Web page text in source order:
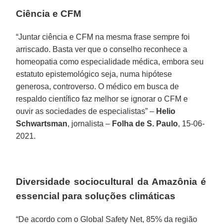
Ciência e CFM
“Juntar ciência e CFM na mesma frase sempre foi
arriscado. Basta ver que o conselho reconhece a
homeopatia como especialidade médica, embora seu
estatuto epistemológico seja, numa hipótese
generosa, controverso. O médico em busca de
respaldo científico faz melhor se ignorar o CFM e
ouvir as sociedades de especialistas” – Helio
Schwartsman, jornalista – Folha de S. Paulo, 15-06-
2021.
Diversidade sociocultural da Amazônia é
essencial para soluções climáticas
“De acordo com o Global Safety Net, 85% da região